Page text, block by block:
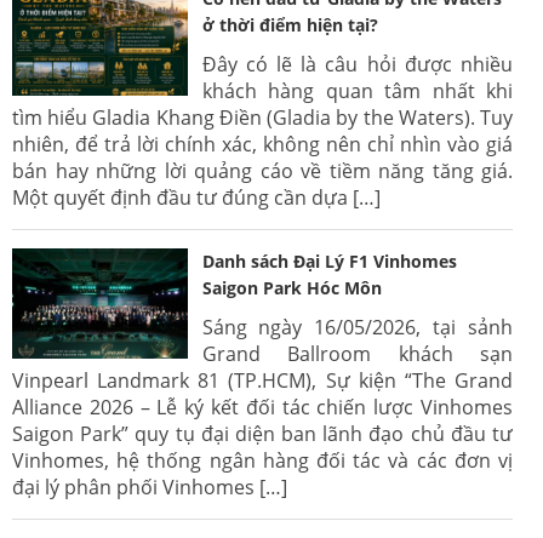
ở thời điểm hiện tại?
Đây có lẽ là câu hỏi được nhiều
khách hàng quan tâm nhất khi
tìm hiểu Gladia Khang Điền (Gladia by the Waters). Tuy
nhiên, để trả lời chính xác, không nên chỉ nhìn vào giá
bán hay những lời quảng cáo về tiềm năng tăng giá.
Một quyết định đầu tư đúng cần dựa […]
Danh sách Đại Lý F1 Vinhomes
Saigon Park Hóc Môn
Sáng ngày 16/05/2026, tại sảnh
Grand Ballroom khách sạn
Vinpearl Landmark 81 (TP.HCM), Sự kiện “The Grand
Alliance 2026 – Lễ ký kết đối tác chiến lược Vinhomes
Saigon Park” quy tụ đại diện ban lãnh đạo chủ đầu tư
Vinhomes, hệ thống ngân hàng đối tác và các đơn vị
đại lý phân phối Vinhomes […]